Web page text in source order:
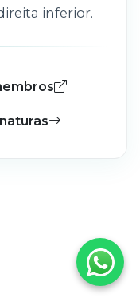
inferior.